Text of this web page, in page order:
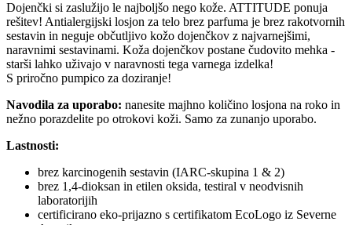
Dojenčki si zaslužijo le najboljšo nego kože. ATTITUDE ponuja
rešitev! Antialergijski losjon za telo brez parfuma je brez rakotvornih
sestavin in neguje občutljivo kožo dojenčkov z najvarnejšimi,
naravnimi sestavinami. Koža dojenčkov postane čudovito mehka -
starši lahko uživajo v naravnosti tega varnega izdelka!
S priročno pumpico za doziranje!
Navodila za uporabo: nanesite majhno količino losjona na roko in
nežno porazdelite po otrokovi koži. Samo za zunanjo uporabo.
Lastnosti:
brez karcinogenih sestavin (IARC-skupina 1 & 2)
brez 1,4-dioksan in etilen oksida, testiral v neodvisnih
laboratorijih
certificirano eko-prijazno s certifikatom EcoLogo iz Severne